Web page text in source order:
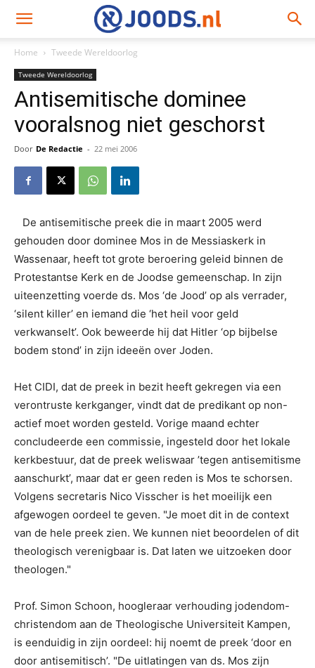
Home Tweede Wereldoorlog
Tweede Wereldoorlog
Antisemitische dominee
vooralsnog niet geschorst
Door De Redactie - 22 mei 2006
De antisemitische preek die in maart 2005 werd
gehouden door dominee Mos in de Messiaskerk in
Wassenaar, heeft tot grote beroering geleid binnen de
Protestantse Kerk en de Joodse gemeenschap. In zijn
uiteenzetting voerde ds. Mos ‘de Jood’ op als verrader,
‘silent killer’ en iemand die ‘het heil voor geld
verkwanselt’. Ook beweerde hij dat Hitler ‘op bijbelse
bodem stond’ in zijn ideeën over Joden.
Het CIDI, dat de preek in bezit heeft gekregen via een
verontruste kerkganger, vindt dat de predikant op non-
actief moet worden gesteld. Vorige maand echter
concludeerde een commissie, ingesteld door het lokale
kerkbestuur, dat de preek weliswaar ’tegen antisemitisme
aanschurkt’, maar dat er geen reden is Mos te schorsen.
Volgens secretaris Nico Visscher is het moeilijk een
afgewogen oordeel te geven. "Je moet dit in de context
van de hele preek zien. We kunnen niet beoordelen of dit
theologisch verenigbaar is. Dat laten we uitzoeken door
theologen."
Prof. Simon Schoon, hoogleraar verhouding jodendom-
christendom aan de Theologische Universiteit Kampen,
is eenduidig in zijn oordeel: hij noemt de preek ‘door en
door antisemitisch’. "De uitlatingen van ds. Mos zijn